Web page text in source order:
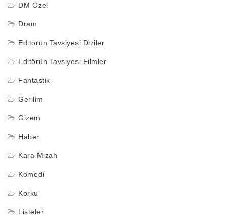
DM Özel
Dram
Editörün Tavsiyesi Diziler
Editörün Tavsiyesi Filmler
Fantastik
Gerilim
Gizem
Haber
Kara Mizah
Komedi
Korku
Listeler